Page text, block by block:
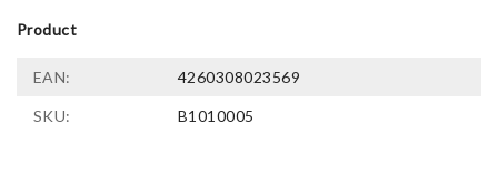
Product
EAN: 4260308023569
SKU: B1010005